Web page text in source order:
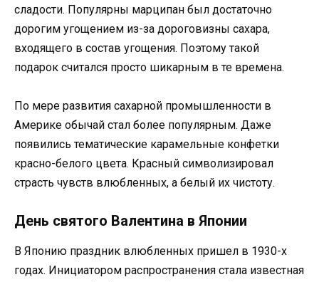
сладости. Популярны марципан был достаточно
дорогим угощением из-за дороговизны сахара,
входящего в состав угощения. Поэтому такой
подарок считался просто шикарным в те времена.
По мере развития сахарной промышленности в
Америке обычай стал более популярным. Даже
появились тематические карамельные конфетки
красно-белого цвета. Красный символизировал
страсть чувств влюбленных, а белый их чистоту.
День святого Валентина в Японии
В Японию праздник влюбленных пришел в 1930-х
годах. Инициатором распространения стала известная